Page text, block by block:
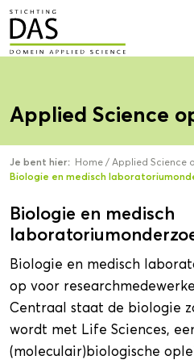
Applied Science
Je bent hier: Home / Applied Science
Biologie en medisch
Biologie en medisch
Biologie en medisch
op voor
Centraal staat de biologie
wordt met Life Sciences,
(moleculair)biologische